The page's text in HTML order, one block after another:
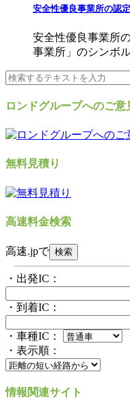
安全性優良事業所の認
安全性優良事業所
事業所」のシンボ
ロンドグループへのご意
無料見積り
高速料金検索
高速.jpで
・出発IC：
・到着IC：
・車種IC：
・表示順：
情報関連サイト